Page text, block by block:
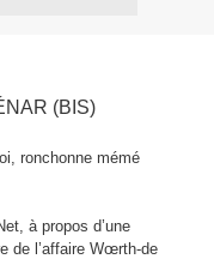
(BIS)
ronchonne mémé
à propos d’une
de l’affaire Wœrth-de